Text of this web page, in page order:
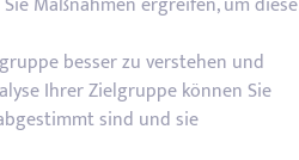
besser zu verstehen und
Ihrer Zielgruppe können Sie
sind und sie